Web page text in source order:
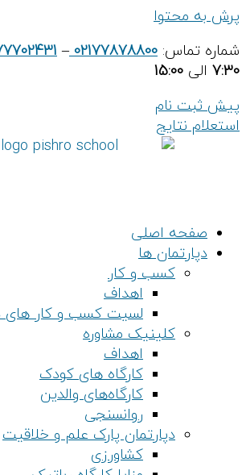
پرش به محتوا
شماره تماس: 02177878800
–
7:30 الی 15:00
پیش ثبت نام
استعلام نتایج
صفحه اصلی
دپارتمان ها
کسب و کار
اهداف
لسیت کسب و کار های
کلینیک مشاوره
اهداف
کارگاه های کودک
کارگاه‌های والدین
روانسنجی
دپارتمان پارک علم و خلاقیت
کشاورزی